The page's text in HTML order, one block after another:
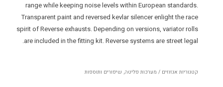
range while keeping noise levels within European standards.
Transparent paint and reversed kevlar silencer enlight the race
spirit of Reverse exhausts. Depending on versions, variator rolls
are included in the fitting kit. Reverse systems are street legal.
קטגוריות אגזוזים / מערכות פליטה, שיפורים ותוספות